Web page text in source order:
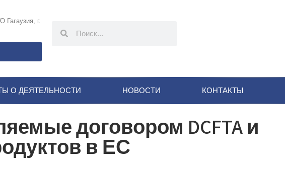
Гагаузия, г.
О ДЕЯТЕЛЬНОСТИ НОВОСТИ КОНТАКТЫ
договором DCFTA и
в ЕС